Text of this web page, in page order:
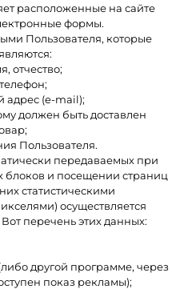
расположенные на сайте
формы.
Пользователя, которые
отчество;
адрес (e-mail);
должен быть доставлен
Пользователя.
передаваемых при
блоков и посещении страниц
статистическими
осуществляется
перечень этих данных:
другой программе, через
показ рекламы);